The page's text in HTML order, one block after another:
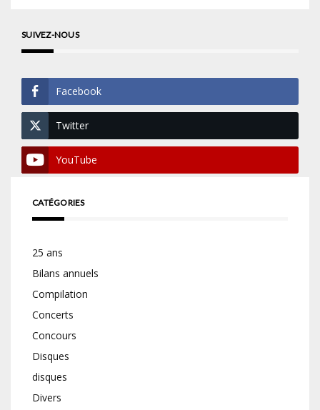
SUIVEZ-NOUS
Facebook
Twitter
YouTube
CATÉGORIES
25 ans
Bilans annuels
Compilation
Concerts
Concours
Disques
disques
Divers